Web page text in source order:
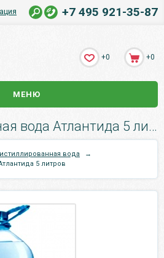
+7 495 921-35-87
+0 +0
МЕНЮ
Дистиллированная вода Атлантида 5 литров.
вода
→
5 литров